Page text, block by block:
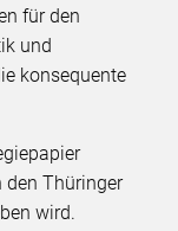
für den
und
konsequente
den Thüringer
wird.